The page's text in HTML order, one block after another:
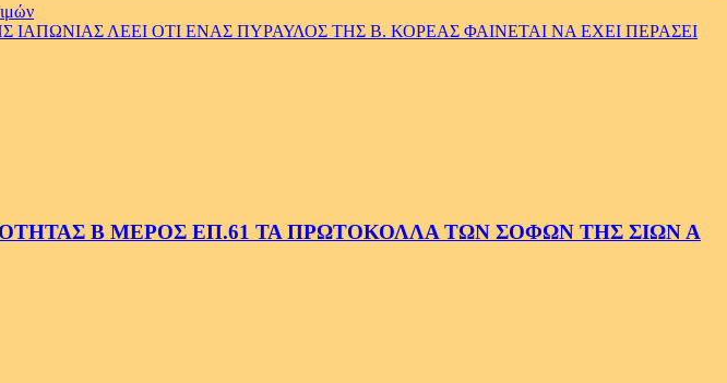
ΛΕΕΙ ΟΤΙ ΕΝΑΣ ΠΥΡΑΥΛΟΣ ΤΗΣ Β. ΚΟΡΕΑΣ ΦΑΙΝΕΤΑΙ ΝΑ ΕΧΕΙ ΠΕΡΑΣΕΙ
Β ΜΕΡΟΣ ΕΠ.61 ΤΑ ΠΡΩΤΟΚΟΛΛΑ ΤΩΝ ΣΟΦΩΝ ΤΗΣ ΣΙΩΝ Α